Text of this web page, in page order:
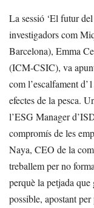
La sessió ‘El futur
investigadors com
Barcelona), Emma
(ICM-CSIC), va
com l’escalfament
efectes de la pesca.
l’ESG Manager
compromís de les
Naya, CEO de la
treballem per no
perquè la petjada
possible, apostant